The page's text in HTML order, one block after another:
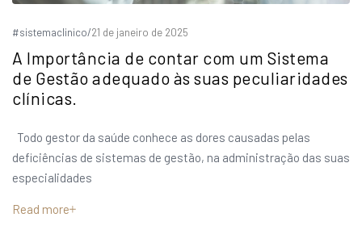
#sistemaclinico/21 de janeiro de 2025
A Importância de contar com um Sistema
de Gestão adequado às suas peculiaridades
clínicas.
Todo gestor da saúde conhece as dores causadas pelas
deficiências de sistemas de gestão, na administração das suas
especialidades
Read more